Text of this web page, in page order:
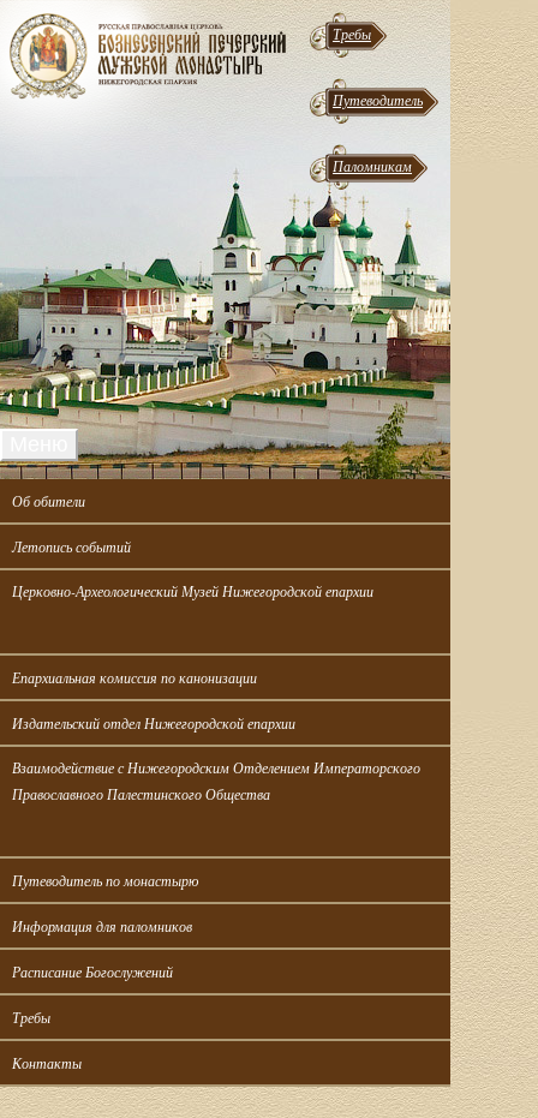
Требы
Путеводитель
Паломникам
Об обители
Летопись событий
Церковно-Археологический Музей Нижегородской епархии
Епархиальная комиссия по канонизации
Издательский отдел Нижегородской епархии
Взаимодействие с Нижегородским Отделением Императорского
Православного Палестинского Общества
Путеводитель по монастырю
Информация для паломников
Расписание Богослужений
Требы
Контакты